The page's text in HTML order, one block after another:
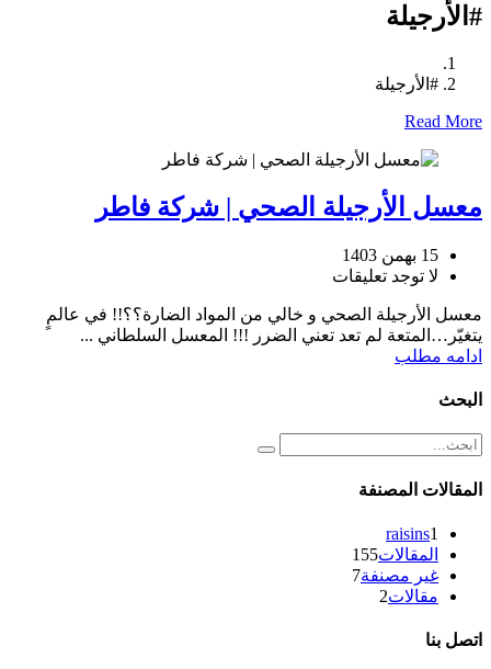
#الأرجيلة
#الأرجيلة
Read More
معسل الأرجيلة الصحي | شركة فاطر
15 بهمن 1403
لا توجد تعليقات
معسل الأرجيلة الصحي و خالي من المواد الضارة؟؟!! في عالمٍ
يتغيّر…المتعة لم تعد تعني الضرر !!! المعسل السلطاني ...
ادامه مطلب
البحث
المقالات المصنفة
raisins1
المقالات155
غير مصنفة7
مقالات2
اتصل بنا